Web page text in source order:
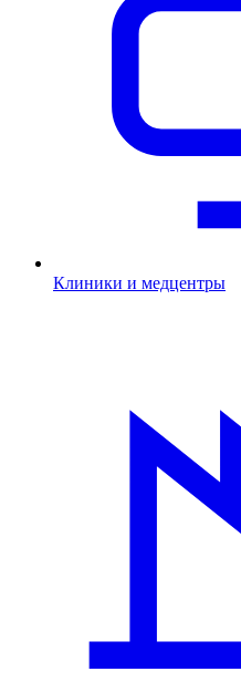
Клиники и медцентры